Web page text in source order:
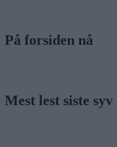
På forsiden nå
Mest lest siste syv